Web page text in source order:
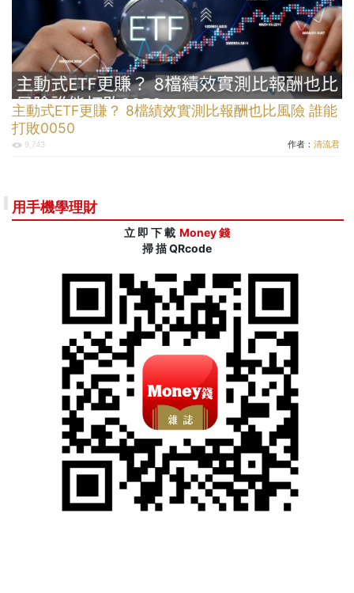
主動式ETF更賺？ 8檔績效實測比報酬也比風險 誰能
打敗0050
9,743 作者： 清流君
用手機學理財
立 即 下 載 Money 錢
掃 描 QRcode